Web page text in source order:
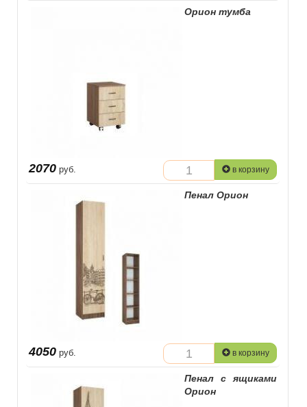
Орион тумба
2070 руб. в корзину
Пенал Орион
4050 руб. в корзину
Пенал с ящиками
Орион